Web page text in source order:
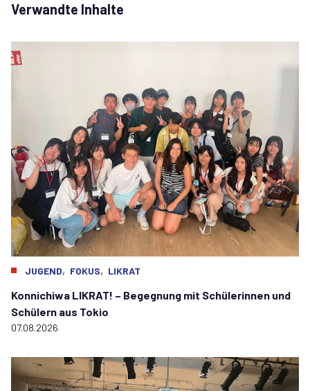
Verwandte Inhalte
JUGEND, FOKUS, LIKRAT
Konnichiwa LIKRAT! – Begegnung mit Schülerinnen und
Schülern aus Tokio
07.08.2026